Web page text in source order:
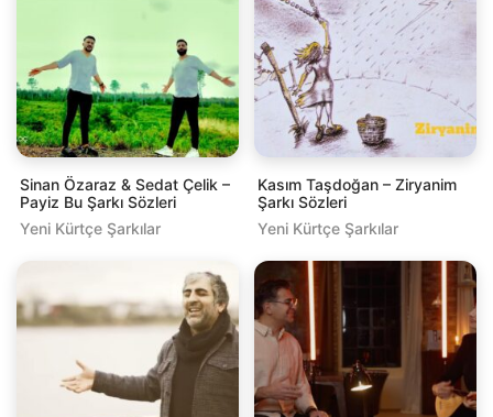
Sinan Özaraz & Sedat Çelik –
Payiz Bu Şarkı Sözleri
Yeni Kürtçe Şarkılar
Kasım Taşdoğan – Ziryanim
Şarkı Sözleri
Yeni Kürtçe Şarkılar